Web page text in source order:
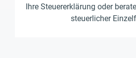
Ihre Steuererklärung oder
steuerlicher